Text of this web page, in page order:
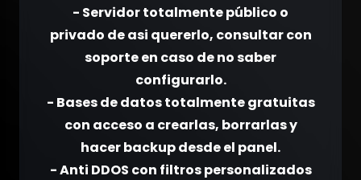
- Servidor totalmente público o
privado de asi quererlo, consultar con
soporte en caso de no saber
configurarlo.
- Bases de datos totalmente gratuitas
con acceso a crearlas, borrarlas y
hacer backup desde el panel.
- Anti DDOS con filtros personalizados